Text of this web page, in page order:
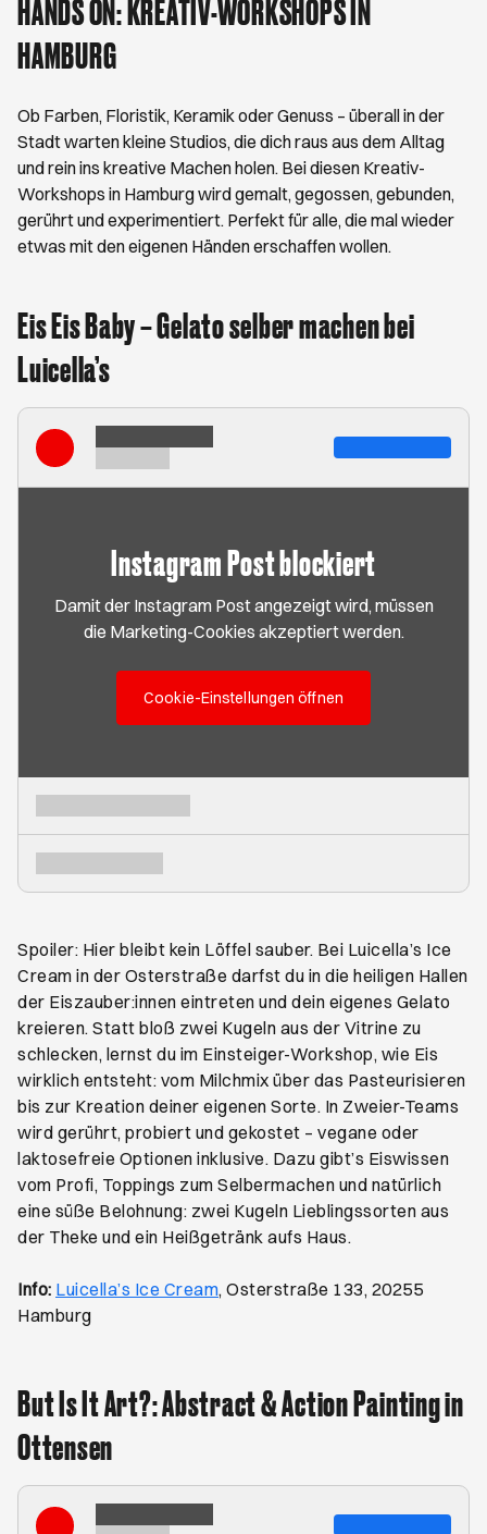
HANDS ON: KREATIV-WORKSHOPS IN
HAMBURG
Ob Farben, Floristik, Keramik oder Genuss – überall in der
Stadt warten kleine Studios, die dich raus aus dem Alltag
und rein ins kreative Machen holen. Bei diesen Kreativ-
Workshops in Hamburg wird gemalt, gegossen, gebunden,
gerührt und experimentiert. Perfekt für alle, die mal wieder
etwas mit den eigenen Händen erschaffen wollen.
Eis Eis Baby – Gelato selber machen bei
Luicella’s
Instagram Post blockiert
Damit der Instagram Post angezeigt wird, müssen
die Marketing-Cookies akzeptiert werden.
Cookie-Einstellungen öffnen
Spoiler: Hier bleibt kein Löffel sauber. Bei Luicella’s Ice
Cream in der Osterstraße darfst du in die heiligen Hallen
der Eiszauber:innen eintreten und dein eigenes Gelato
kreieren. Statt bloß zwei Kugeln aus der Vitrine zu
schlecken, lernst du im Einsteiger-Workshop, wie Eis
wirklich entsteht: vom Milchmix über das Pasteurisieren
bis zur Kreation deiner eigenen Sorte. In Zweier-Teams
wird gerührt, probiert und gekostet – vegane oder
laktosefreie Optionen inklusive. Dazu gibt’s Eiswissen
vom Profi, Toppings zum Selbermachen und natürlich
eine süße Belohnung: zwei Kugeln Lieblingssorten aus
der Theke und ein Heißgetränk aufs Haus.
Info: Luicella’s Ice CreamÖffnet ein neues Browser-Tab
, Osterstraße 133, 20255
Hamburg
But Is It Art?: Abstract & Action Painting in
Ottensen